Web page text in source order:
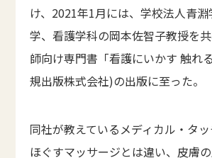
け、2021年1月には、学校法人青
学、看護学科の岡本佐智子教授を
師向け専門書「看護にいかす 触れ
規出版株式会社)の出版に至った。
同社が教えているメディカル・タ
ほぐすマッサージとは違い、皮膚